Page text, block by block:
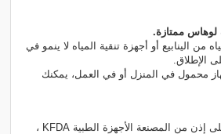
لوهاس ممتازة.
من الينابيع أو أجهزة تنقية المياه لا ينمو في
الإطلاق.
محمول في المنزل أو في العمل، يمكنك
هذه هي المنتج الحصول على إذن من المصنعة الأجهزة الطبية KFDA ،